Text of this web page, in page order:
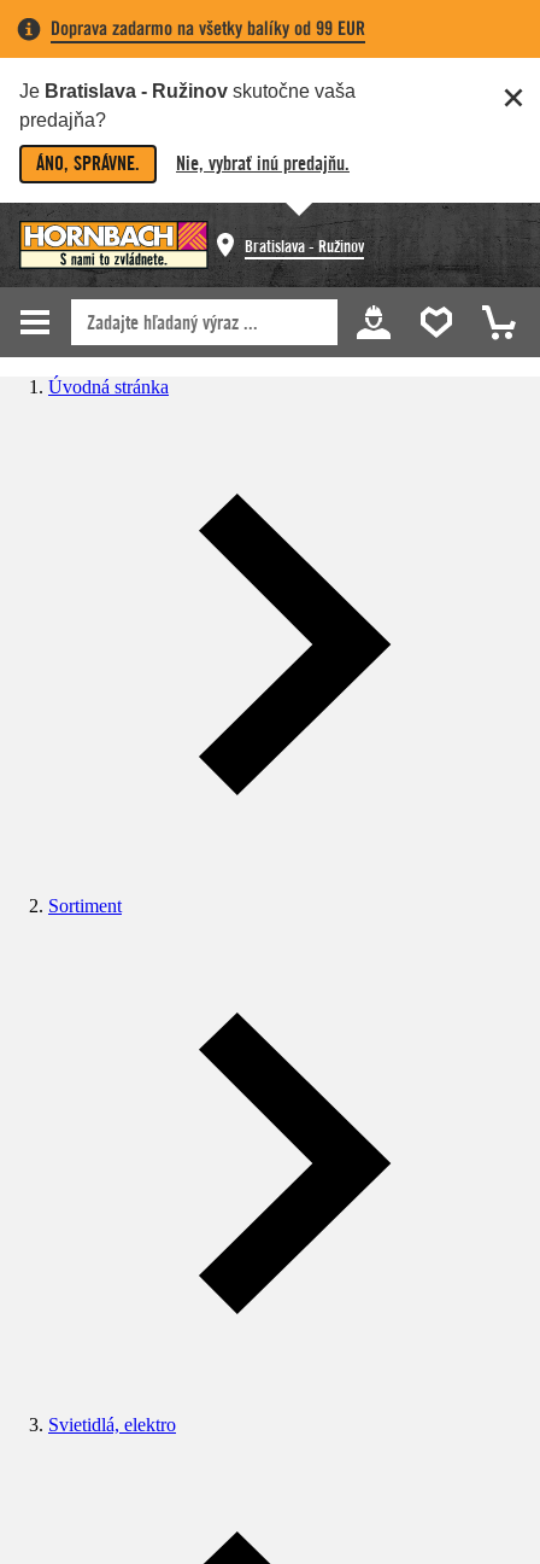
Doprava zadarmo na všetky balíky od 99 EUR
Je Bratislava - Ružinov skutočne vaša
predajňa?
ÁNO, SPRÁVNE. Nie, vybrať inú predajňu.
Bratislava - Ružinov
Úvodná stránka
Sortiment
Svietidlá, elektro